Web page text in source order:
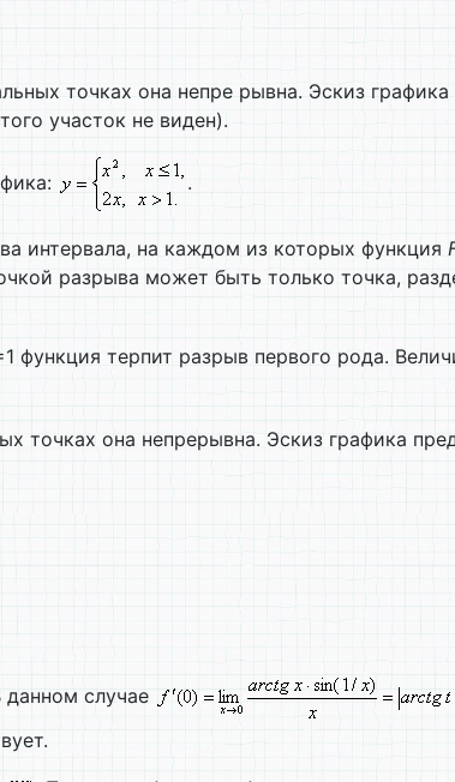
точках она непре рывна. Эскиз
участок не виден).
.
интервала, на каждом из которых функция
разрыва может быть только точка,
функция терпит разрыв первого рода.
точках она непрерывна. Эскиз графика
данном случае